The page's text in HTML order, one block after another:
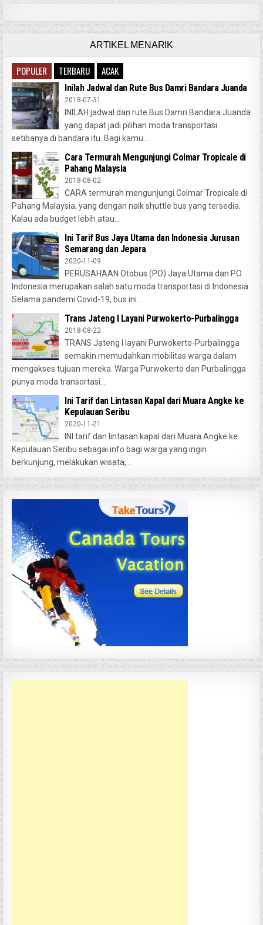
ARTIKEL MENARIK
POPULER TERBARU ACAK
Inilah Jadwal dan Rute Bus Damri Bandara Juanda
2018-07-31
INILAH jadwal dan rute Bus Damri Bandara Juanda
yang dapat jadi pilihan moda transportasi
setibanya di bandara itu. Bagi kamu...
Cara Termurah Mengunjungi Colmar Tropicale di
Pahang Malaysia
2018-08-02
CARA termurah mengunjungi Colmar Tropicale di
Pahang Malaysia, yang dengan naik shuttle bus yang tersedia.
Kalau ada budget lebih atau...
Ini Tarif Bus Jaya Utama dan Indonesia Jurusan
Semarang dan Jepara
2020-11-09
PERUSAHAAN Otobus (PO) Jaya Utama dan PO
Indonesia merupakan salah satu moda transportasi di Indonesia.
Selama pandemi Covid-19, bus ini...
Trans Jateng I Layani Purwokerto-Purbalingga
2018-08-22
TRANS Jateng I layani Purwokerto-Purbalingga
semakin memudahkan mobilitas warga dalam
mengakses tujuan mereka. Warga Purwokerto dan Purbalingga
punya moda transortasi...
Ini Tarif dan Lintasan Kapal dari Muara Angke ke
Kepulauan Seribu
2020-11-21
INI tarif dan lintasan kapal dari Muara Angke ke
Kepulauan Seribu sebagai info bagi warga yang ingin
berkunjung, melakukan wisata,...